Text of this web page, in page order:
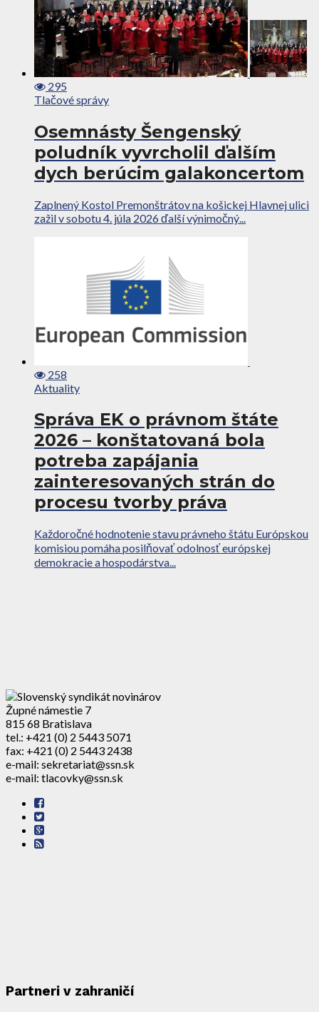
295
Tlačové správy
Osemnásty Šengenský
poludník vyvrcholil ďalším
dych berúcim galakoncertom
Zaplnený Kostol Premonštrátov na košickej Hlavnej ulici
zažil v sobotu 4. júla 2026 ďalší výnimočný...
258
Aktuality
Správa EK o právnom štáte
2026 – konštatovaná bola
potreba zapájania
zainteresovaných strán do
procesu tvorby práva
Každoročné hodnotenie stavu právneho štátu Európskou
komisiou pomáha posilňovať odolnosť európskej
demokracie a hospodárstva...
Župné námestie 7
815 68 Bratislava
tel.: +421 (0) 2 5443 5071
fax: +421 (0) 2 5443 2438
e-mail: sekretariat@ssn.sk
e-mail: tlacovky@ssn.sk
Partneri v zahraničí